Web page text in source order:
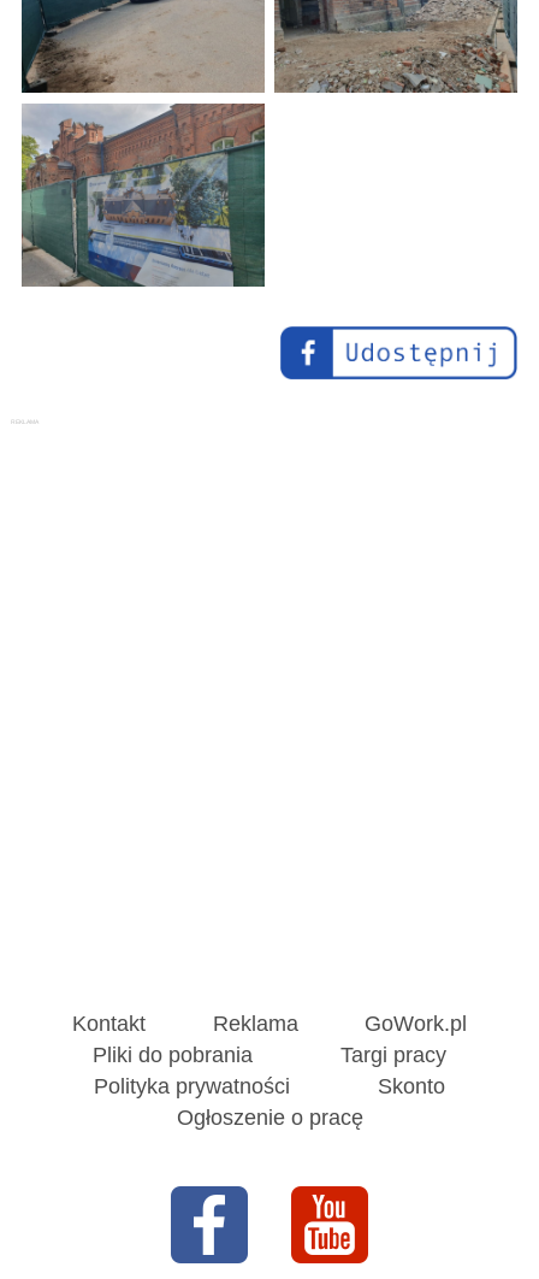
Kontakt Reklama
GoWork.pl
Pliki do pobrania
Targi pracy
Polityka prywatności
Skonto
Ogłoszenie o pracę